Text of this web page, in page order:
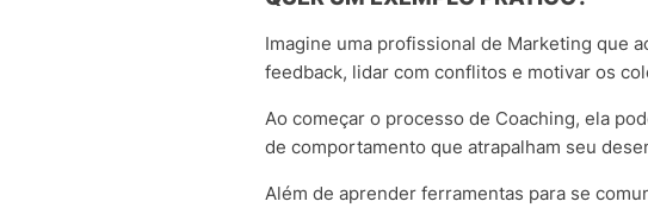
Imagine uma profissional de Marketing que
feedback, lidar com conflitos e motivar os
Ao começar o processo de Coaching, ela
de comportamento que atrapalham seu
Além de aprender ferramentas para se